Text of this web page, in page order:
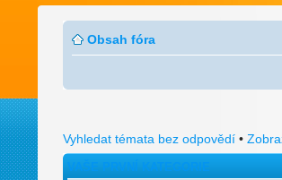
Obsah fóra
Vyhledat témata bez odpovědí •
VAŠE PRVNÍ KATEGORIE